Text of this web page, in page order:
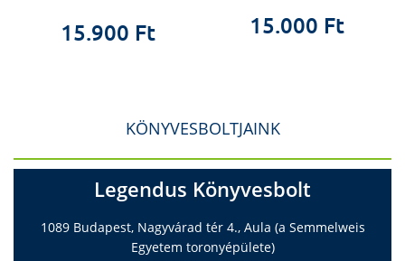
15.900 Ft 15.000 Ft
KÖNYVESBOLTJAINK
Legendus Könyvesbolt
1089 Budapest, Nagyvárad tér 4., Aula (a Semmelweis
Egyetem toronyépülete)